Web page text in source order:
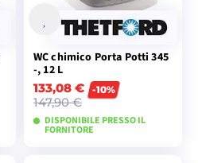
WC chimico Porta Potti 345
-, 12 L
133,08 €
147,90 €
-10%
DISPONIBILE PRESSO IL
FORNITORE